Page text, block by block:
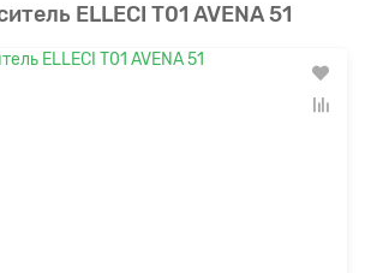
ELLECI T01 AVENA 51